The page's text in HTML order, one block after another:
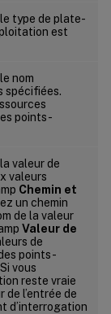
type de plate-
est
nom
spécifiées.
points-
valeur de
valeurs
Chemin et
un chemin
de la valeur
Valeur de
de
points-
vous
reste vraie
de l’entrée de
d’interrogation